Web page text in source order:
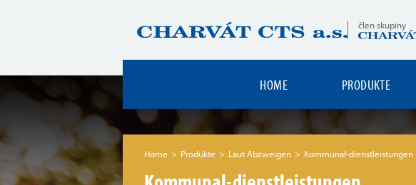
člen skupiny
HOME PRODUKTE
Home Produkte Laut Abzweigen Kommunal-dienstleistungen